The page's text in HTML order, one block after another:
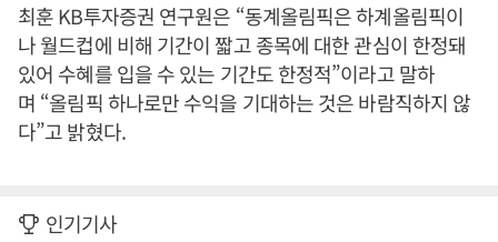
최훈 KB투자증권 연구원은 “동계올림픽은 하계올림픽이
나 월드컵에 비해 기간이 짧고 종목에 대한 관심이 한정돼
있어 수혜를 입을 수 있는 기간도 한정적”이라고 말하
며 “올림픽 하나로만 수익을 기대하는 것은 바람직하지 않
다”고 밝혔다.
인기기사